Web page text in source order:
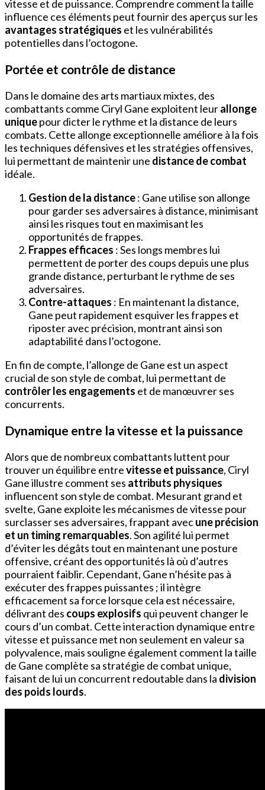
vitesse et de puissance. Comprendre comment la taille
influence ces éléments peut fournir des aperçus sur les
avantages stratégiques et les vulnérabilités
potentielles dans l’octogone.
Portée et contrôle de distance
Dans le domaine des arts martiaux mixtes, des
combattants comme Ciryl Gane exploitent leurallonge
uniquepour dicter le rythme et la distance de leurs
combats. Cette allonge exceptionnelle améliore à la fois
les techniques défensives et les stratégies offensives,
lui permettant de maintenir une distance de combat
idéale.
Gestion de la distance: Gane utilise son allonge
pour garder ses adversaires à distance, minimisant
ainsi les risques tout en maximisant les
opportunités de frappes.
Frappes efficaces : Ses longs membres lui
permettent de porter des coups depuis une plus
grande distance, perturbant le rythme de ses
adversaires.
Contre-attaques : En maintenant la distance,
Gane peut rapidement esquiver les frappes et
riposter avec précision, montrant ainsi son
adaptabilité dans l’octogone.
En fin de compte, l’allonge de Gane est un aspect
crucial de son style de combat, lui permettant de
contrôler les engagements et de manœuvrer ses
concurrents.
Dynamique entre la vitesse et la puissance
Alors que de nombreux combattants luttent pour
trouver un équilibre entrevitesse et puissance, Ciryl
Gane illustre comment ses attributs physiques
influencent son style de combat. Mesurant grand et
svelte, Gane exploite les mécanismes de vitesse pour
surclasser ses adversaires, frappant avecune précision
et un timing remarquables. Son agilité lui permet
d’éviter les dégâts tout en maintenant une posture
offensive, créant des opportunités là où d’autres
pourraient faiblir. Cependant, Gane n’hésite pas à
exécuter des frappes puissantes ; il intègre
efficacement sa force lorsque cela est nécessaire,
délivrant des coups explosifs qui peuvent changer le
cours d’un combat. Cette interaction dynamique entre
vitesse et puissance met non seulement en valeur sa
polyvalence, mais souligne également comment la taille
de Gane complète sa stratégie de combat unique,
faisant de lui un concurrent redoutable dans la division
des poids lourds.